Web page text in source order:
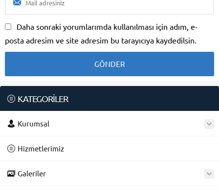
Daha sonraki yorumlarımda kullanılması için adım, e-
posta adresim ve site adresim bu tarayıcıya kaydedilsin.
KATEGORİLER
Kurumsal
Hizmetlerimiz
Galeriler